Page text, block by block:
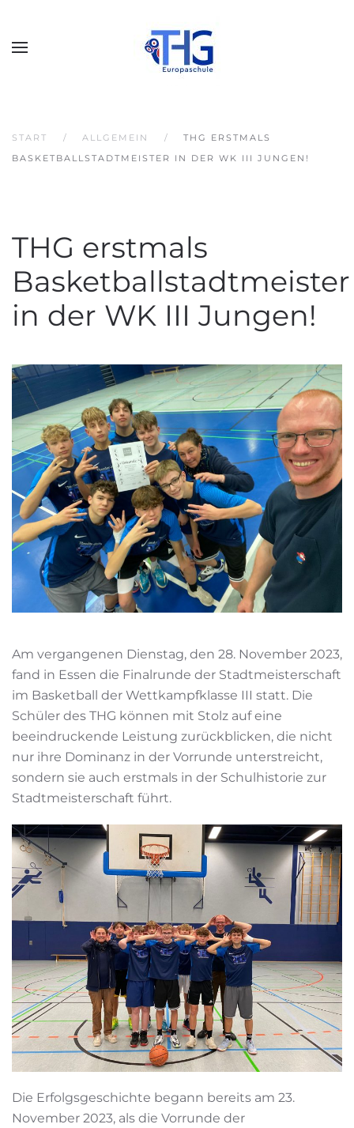
START ALLGEMEIN
THG ERSTMALS
BASKETBALLSTADTMEISTER IN DER WK III JUNGEN!
THG erstmals
Basketballstadtmeister
in der WK III Jungen!
Am vergangenen Dienstag, den 28. November 2023,
fand in Essen die Finalrunde der Stadtmeisterschaft
im Basketball der Wettkampfklasse III statt. Die
Schüler des THG können mit Stolz auf eine
beeindruckende Leistung zurückblicken, die nicht
nur ihre Dominanz in der Vorrunde unterstreicht,
sondern sie auch erstmals in der Schulhistorie zur
Stadtmeisterschaft führt.
Die Erfolgsgeschichte begann bereits am 23.
November 2023, als die Vorrunde der